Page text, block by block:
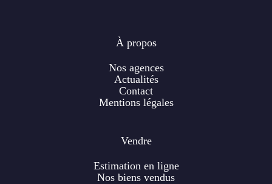
À propos
Nos agences
Actualités
Contact
Mentions légales
Vendre
Estimation en ligne
Nos biens vendus